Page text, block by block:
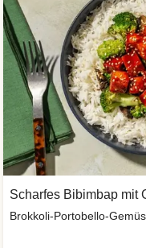
Scharfes Bibimbap mit
Brokkoli-Portobello-